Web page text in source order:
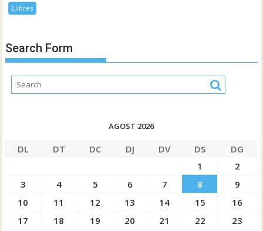
Llibres
Search Form
AGOST 2026
DL DT DC DJ DV DS
DG
1
2
3
4 5 6 7 8
9
10
11 12 13 14 15
16
17
18 19 20 21 22
23